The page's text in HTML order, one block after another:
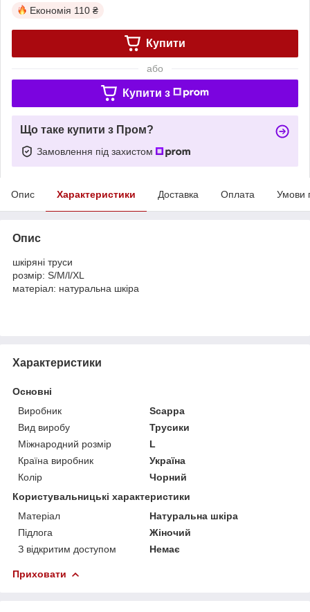
Економія 110 ₴
Купити
або
Купити з
Що таке купити з Пром?
Замовлення під захистом
Опис Характеристики Доставка Оплата Умови
Опис
шкіряні труси
розмір: S/M/l/XL
матеріал: натуральна шкіра
Характеристики
Основні
Виробник
Scappa
Вид виробу
Трусики
Міжнародний розмір
L
Країна виробник
Україна
Колір
Чорний
Користувальницькі характеристики
Матеріал
Натуральна шкіра
Підлога
Жіночий
З відкритим доступом
Немає
Приховати